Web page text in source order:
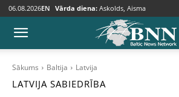
06.08.2026EN Vārda diena: Askolds, Aisma
Sākums Baltija Latvija
LATVIJA SABIEDRĪBA